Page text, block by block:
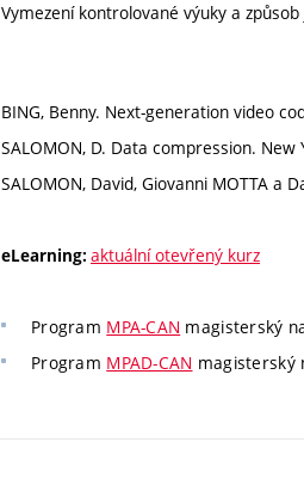
Vymezení kontrolované výuky a
BING, Benny. Next-generation video
SALOMON, D. Data compression. New
SALOMON, David, Giovanni MOTTA a
eLearning: aktuální otevřený kurz
Program MPA-CAN magisterský
Program MPAD-CAN magisterský